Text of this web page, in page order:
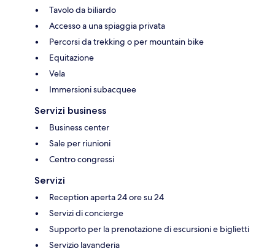
Tavolo da biliardo
Accesso a una spiaggia privata
Percorsi da trekking o per mountain bike
Equitazione
Vela
Immersioni subacquee
Servizi business
Business center
Sale per riunioni
Centro congressi
Servizi
Reception aperta 24 ore su 24
Servizi di concierge
Supporto per la prenotazione di escursioni e biglietti
Servizio lavanderia